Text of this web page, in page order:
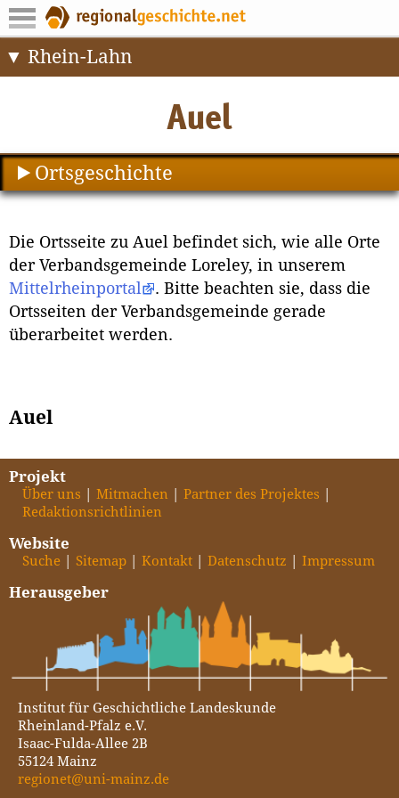
Rhein-Lahn
Ortsgeschichte
Die Ortsseite zu Auel befindet sich, wie alle Orte
der Verbandsgemeinde Loreley, in unserem
Mittelrheinportal
. Bitte beachten sie, dass die
Ortsseiten der Verbandsgemeinde gerade
überarbeitet werden.
Auel
Projekt
Über uns Mitmachen
Partner des Projektes
Redaktionsrichtlinien
Website
Suche Sitemap Kontakt Datenschutz Impressum
Herausgeber
Institut für Geschichtliche Landeskunde
Rheinland-Pfalz e.V.
Isaac-Fulda-Allee 2B
55124 Mainz
regionet@uni-mainz.de